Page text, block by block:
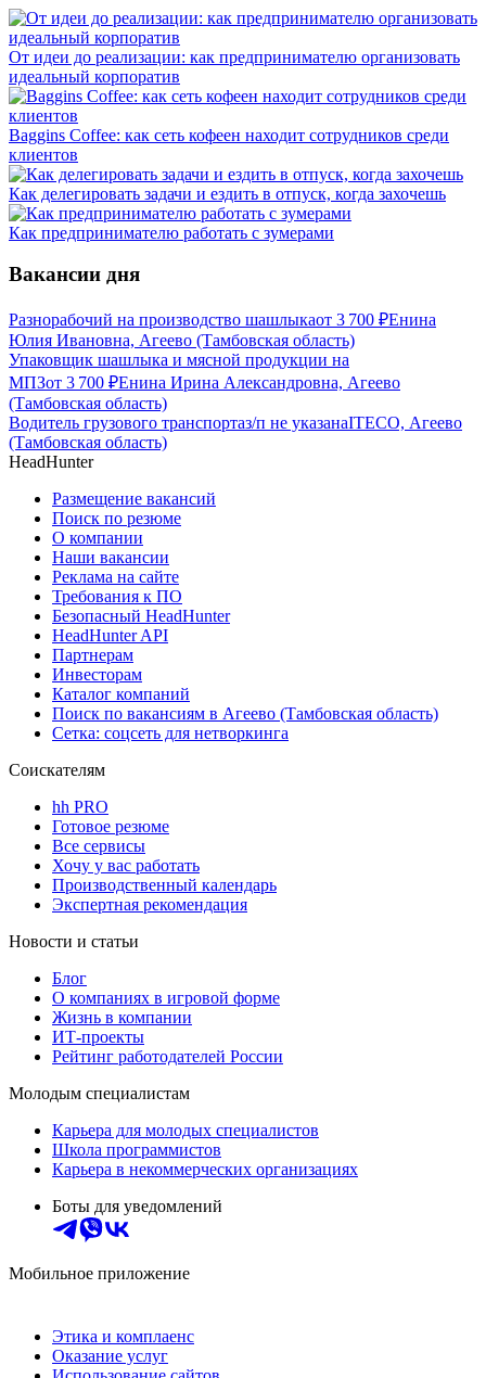
От идеи до реализации: как предпринимателю организовать
идеальный корпоратив
Baggins Coffee: как сеть кофеен находит сотрудников среди
клиентов
Как делегировать задачи и ездить в отпуск, когда захочешь
Как предпринимателю работать с зумерами
Вакансии дня
Разнорабочий на производство шашлыкаот 3 700 ₽Енина
Юлия Ивановна, Агеево (Тамбовская область)
Упаковщик шашлыка и мясной продукции на
МПЗот 3 700 ₽Енина Ирина Александровна, Агеево
(Тамбовская область)
Водитель грузового транспортаз/п не указанаITECO, Агеево
(Тамбовская область)
HeadHunter
Размещение вакансий
Поиск по резюме
О компании
Наши вакансии
Реклама на сайте
Требования к ПО
Безопасный HeadHunter
HeadHunter API
Партнерам
Инвесторам
Каталог компаний
Поиск по вакансиям в Агеево (Тамбовская область)
Сетка: соцсеть для нетворкинга
Соискателям
hh PRO
Готовое резюме
Все сервисы
Хочу у вас работать
Производственный календарь
Экспертная рекомендация
Новости и статьи
Блог
О компаниях в игровой форме
Жизнь в компании
ИТ-проекты
Рейтинг работодателей России
Молодым специалистам
Карьера для молодых специалистов
Школа программистов
Карьера в некоммерческих организациях
Боты для уведомлений
Мобильное приложение
Этика и комплаенс
Оказание услуг